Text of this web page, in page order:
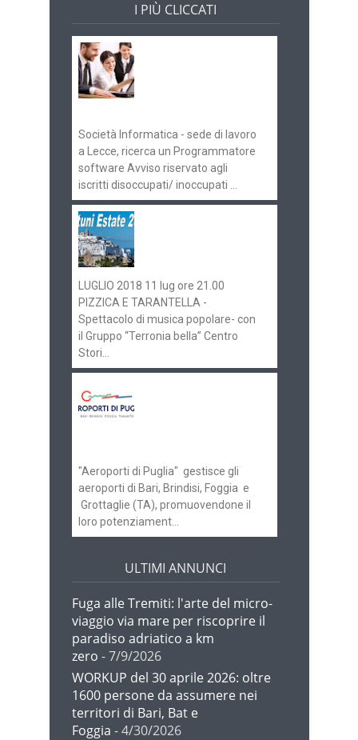
I PIÙ CLICCATI
Società Informatica - sede di lavoro
a Lecce, ricerca un Programmatore
software Avviso riservato agli
iscritti disoccupati/ inoccupati ...
LUGLIO 2018 11 lug ore 21.00
PIZZICA E TARANTELLA -
Spettacolo di musica popolare- con
il Gruppo “Terronia bella” Centro
Stori...
"Aeroporti di Puglia" gestisce gli
aeroporti di Bari, Brindisi, Foggia e
Grottaglie (TA), promuovendone il
loro potenziament...
ULTIMI ANNUNCI
Fuga alle Tremiti: l'arte del micro-
viaggio via mare per riscoprire il
paradiso adriatico a km
zero - 7/9/2026
WORKUP del 30 aprile 2026: oltre
1600 persone da assumere nei
territori di Bari, Bat e
Foggia - 4/30/2026